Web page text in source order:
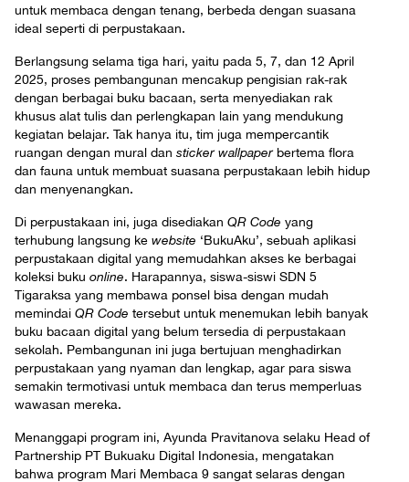
untuk membaca dengan tenang, berbeda dengan suasana
ideal seperti di perpustakaan.
Berlangsung selama tiga hari, yaitu pada 5, 7, dan 12 April
2025, proses pembangunan mencakup pengisian rak-rak
dengan berbagai buku bacaan, serta menyediakan rak
khusus alat tulis dan perlengkapan lain yang mendukung
kegiatan belajar. Tak hanya itu, tim juga mempercantik
ruangan dengan mural dan sticker wallpaperbertema flora
dan fauna untuk membuat suasana perpustakaan lebih hidup
dan menyenangkan.
Di perpustakaan ini, juga disediakan QR Code yang
terhubung langsung ke website ‘BukuAku’, sebuah aplikasi
perpustakaan digital yang memudahkan akses ke berbagai
koleksi buku online. Harapannya, siswa-siswi SDN 5
Tigaraksa yang membawa ponsel bisa dengan mudah
memindai QR Code tersebut untuk menemukan lebih banyak
buku bacaan digital yang belum tersedia di perpustakaan
sekolah. Pembangunan ini juga bertujuan menghadirkan
perpustakaan yang nyaman dan lengkap, agar para siswa
semakin termotivasi untuk membaca dan terus memperluas
wawasan mereka.
Menanggapi program ini, Ayunda Pravitanova selaku Head of
Partnership PT Bukuaku Digital Indonesia, mengatakan
bahwa program Mari Membaca 9 sangat selaras dengan